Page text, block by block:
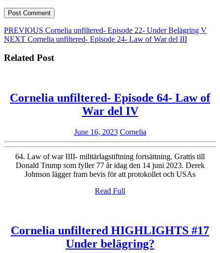
Post
navigation
PREVIOUS Previous
post:
Cornelia unfiltered- Episode 22- Under Belägring V
NEXT Next
Cornelia unfiltered- Episode 24- Law of War del III
Related Post
Cornelia unfiltered- Episode 64- Law of
War del IVCornelia
Episode
64-
Law
of
June 16, 2023June
16,
2023
CorneliaCornelia
64. Law of war IIII- militärlagstiftning fortsättning. Grattis till
Donald Trump som fyller 77 år idag den 14 juni 2023. Derek
Johnson lägger fram bevis för att protokollet och USAs
Read Full
Cornelia unfiltered HIGHLIGHTS #17
Under belägring?Cornelia